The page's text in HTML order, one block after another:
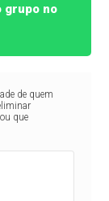
grupo no
de quem
que